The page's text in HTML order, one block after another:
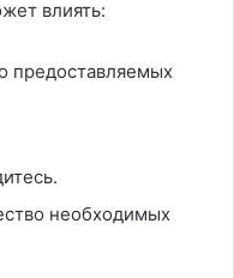
влиять:
предоставляемых
необходимых